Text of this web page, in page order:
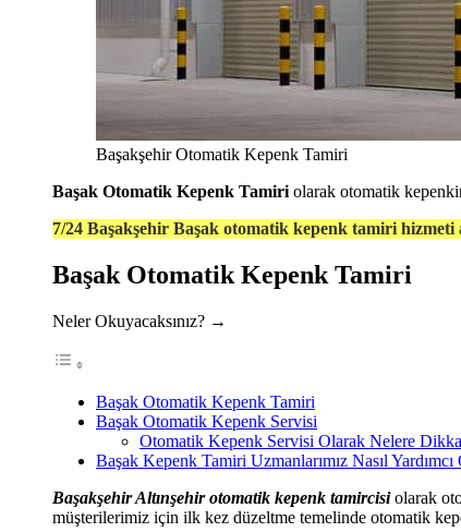
Başakşehir Otomatik Kepenk Tamiri
Başak Otomatik Kepenk Tamiri olarak otomatik
7/24 Başakşehir Başak otomatik kepenk tamiri
Başak Otomatik Kepenk Tamiri
Neler Okuyacaksınız? →
Başak Otomatik Kepenk Tamiri
Başak Otomatik Kepenk Servisi
Otomatik Kepenk Servisi Olarak Nelere
Başak Kepenk Tamiri Uzmanlarımız Nasıl
Başakşehir Altınşehir otomatik kepenk tamircisiolarak
müşterilerimiz için ilk kez düzeltme temelinde otomatik